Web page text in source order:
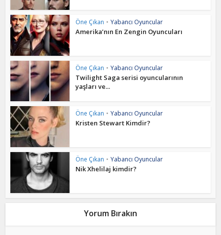
Öne Çıkan • Yabancı Oyuncular
Amerika’nın En Zengin Oyuncuları
Öne Çıkan • Yabancı Oyuncular
Twilight Saga serisi oyuncularının
yaşları ve...
Öne Çıkan • Yabancı Oyuncular
Kristen Stewart Kimdir?
Öne Çıkan • Yabancı Oyuncular
Nik Xhelilaj kimdir?
Yorum Bırakın